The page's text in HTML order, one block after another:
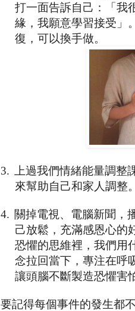
打一面告訴自己：「我
緣，我願意學習接受」
復，可以換手做。
3.
上過我們情緒能量調
來幫助自己和家人調整。
4. 關掉電視、電腦新聞，
己放鬆，充滿感恩心的
恐懼的思維裡，我們用
念拉回當下，專注在呼
讓頭腦不斷製造恐懼害
要記得每個事件的發生都